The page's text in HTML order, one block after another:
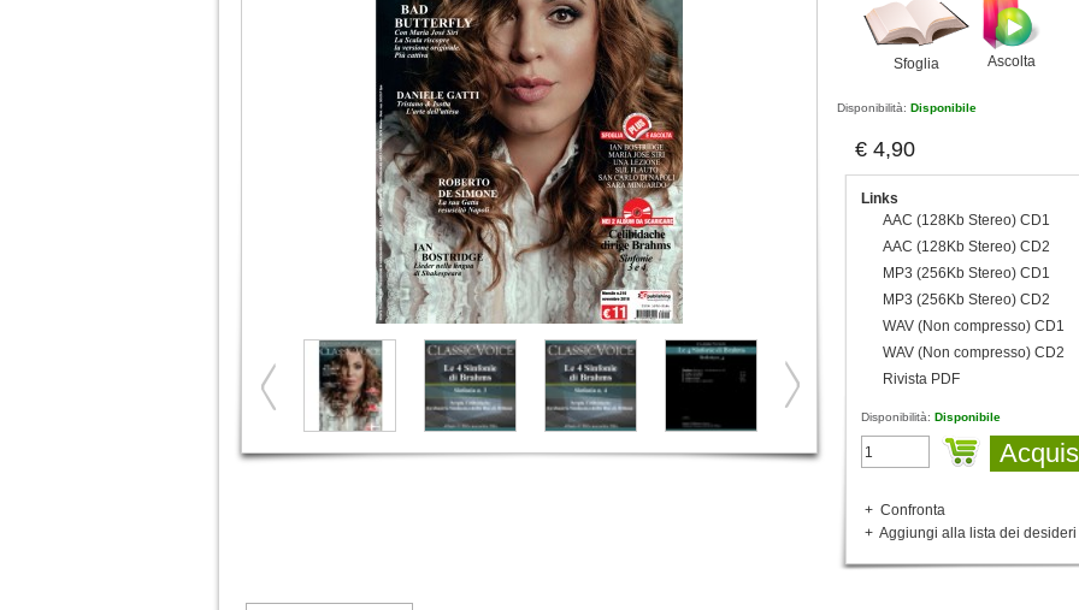
Sfoglia Ascolta
Disponibilità:Disponibile
€ 4,90
Links
AAC (128Kb Stereo) CD1
AAC (128Kb Stereo) CD2
MP3 (256Kb Stereo) CD1
MP3 (256Kb Stereo) CD2
WAV (Non compresso) CD1
WAV (Non compresso) CD2
Rivista PDF
Disponibilità:Disponibile
+ Confronta
+ Aggiungi alla lista dei desideri